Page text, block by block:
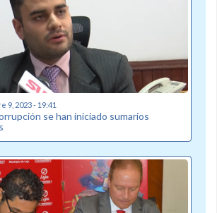
9, 2023 - 19:41
se han iniciado sumarios